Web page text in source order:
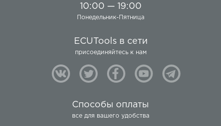
10:00 — 19:00
Понедельник-Пятница
ECUTools в сети
присоединяйтесь к нам
Способы оплаты
все для вашего удобства